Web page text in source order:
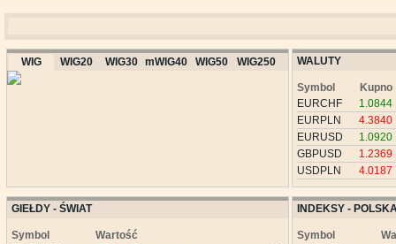
WIG WIG20 WIG30 mWIG40 WIG50 WIG250 WALUTY
Symbol
Kupno
EURCHF
1.0844
EURPLN
4.3840
EURUSD
1.0920
GBPUSD
1.2369
USDPLN
4.0187
GIEŁDY - ŚWIAT
Symbol
Wartość
INDEKSY -
Symbol